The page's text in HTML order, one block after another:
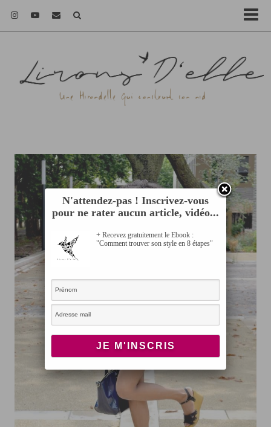
N'attendez-pas ! Inscrivez-vous
pour ne rater aucun article, vidéo...
+ Recevez gratuitement le Ebook :
"Comment trouver son style en 8 étapes"